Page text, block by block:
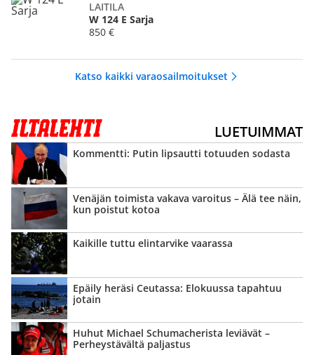
LAITILA
W 124 E Sarja
850 €
Katso kaikki varaosailmoitukset
LUETUIMMAT
Kommentti: Putin lipsautti totuuden sodasta
Venäjän toimista vakava varoitus – Älä tee näin,
kun poistut kotoa
Kaikille tuttu elintarvike vaarassa
Epäily heräsi Ceutassa: Elokuussa tapahtuu
jotain
Huhut Michael Schumacherista leviävät –
Perheystävältä paljastus